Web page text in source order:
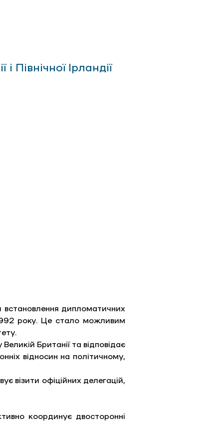
Північної Ірландії
встановлення дипломатичних
року. Це стало можливим
Британії та відповідає
відносин на політичному,
візити офіційних делегацій,
координує двосторонні